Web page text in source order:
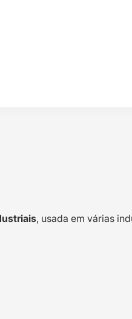
, usada em várias